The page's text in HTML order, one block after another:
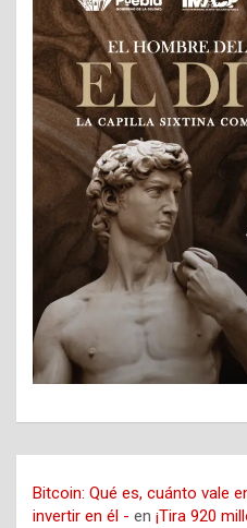
Bitcoin: Qué es, cuánto vale
invertir en él - en ¡Tira 920